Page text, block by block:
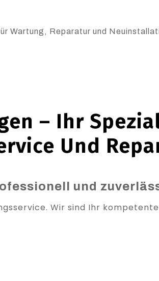
Wartung, Reparatur und
– Ihr
Und
und
Wir sind Ihr